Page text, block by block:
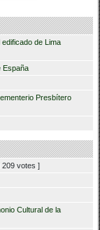
de Lima
España
Presbítero
209 votes ]
Cultural de la